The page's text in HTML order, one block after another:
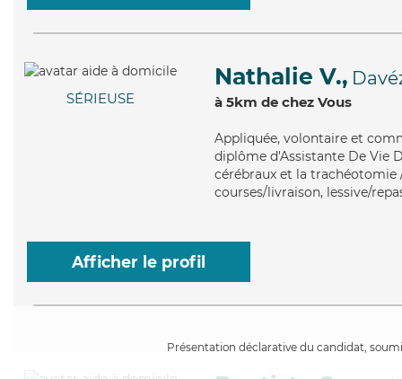
SÉRIEUSE
Nathalie V.,
à 5km de chez Vous
Appliquée, volontaire et
diplôme d'Assistante De Vie
cérébraux et la trachéotomie
courses/livraison, lessive/
Afficher le profil
Présentation déclarative du candidat,